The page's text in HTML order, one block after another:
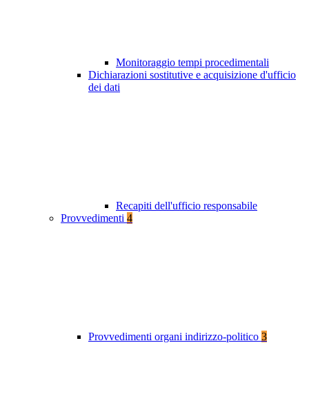
Monitoraggio tempi procedimentali
Dichiarazioni sostitutive e acquisizione d'ufficio
dei dati
Recapiti dell'ufficio responsabile
Provvedimenti 4
Provvedimenti organi indirizzo-politico 3